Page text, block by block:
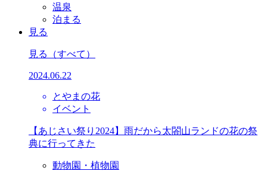
温泉
泊まる
見る
見る （すべて）
2024.06.22
とやまの花
イベント
【あじさい祭り2024】雨だから太閤山ランドの花の祭
典に行ってきた
動物園・植物園